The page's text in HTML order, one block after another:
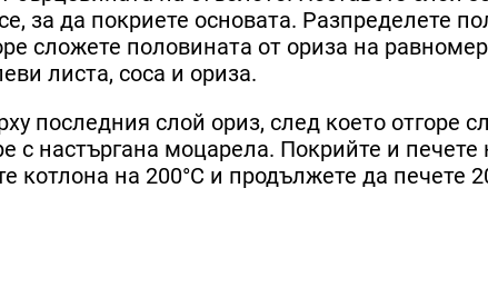
за да покриете основата. Разпределете
сложете половината от ориза на
листа, соса и ориза.
последния слой ориз, след което отгоре
с настъргана моцарела. Покрийте и печете
котлона на 200°C и продължете да печете